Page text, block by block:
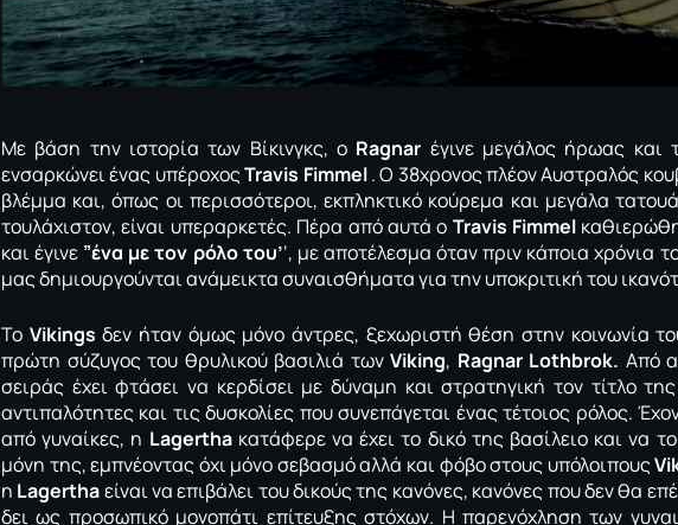
Με βάση την ιστορία των Βίκινγκς, ο Ragnar έγινε μεγάλος ήρωας και
ενσαρκώνει ένας υπέροχοςTravis Fimmel. Ο 38χρονος πλέον Αυστραλός
βλέμμα και, όπως οι περισσότεροι, εκπληκτικό κούρεμα και μεγάλα
τουλάχιστον, είναι υπεραρκετές. Πέρα από αυτά ο Travis Fimmel
και έγινε ”ένα με τον ρόλο του’‘, με αποτέλεσμα όταν πριν κάποια χρόνια
μας δημιουργούνται ανάμεικτα συναισθήματα για την υποκριτική του
Το Vikings δεν ήταν όμως μόνο άντρες, ξεχωριστή θέση στην κοινωνία
πρώτη σύζυγος του θρυλικού βασιλιά τωνViking, Ragnar Lothbrok. Από
σειράς έχει φτάσει να κερδίσει με δύναμη και στρατηγική τον τίτλο
αντιπαλότητες και τις δυσκολίες που συνεπάγεται ένας τέτοιος ρόλος.
από γυναίκες, η Lagerthaκατάφερε να έχει το δικό της βασίλειο και να
μόνη της, εμπνέοντας όχι μόνο σεβασμό αλλά και φόβο στους υπόλοιπους
η Lagerthaείναι να επιβάλει του δικούς της κανόνες, κανόνες που δεν θα
δει ως προσωπικό μονοπάτι επίτευξης στόχων. Η παρενόχληση των